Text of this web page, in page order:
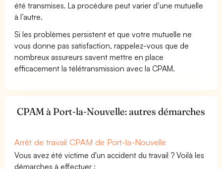
été transmises. La procédure peut varier d’une mutuelle
à l’autre.
Si les problèmes persistent et que votre mutuelle ne
vous donne pas satisfaction, rappelez-vous que de
nombreux assureurs savent mettre en place
efficacement la télétransmission avec la CPAM.
CPAM à Port-la-Nouvelle: autres démarches
Arrêt de travail CPAM de Port-la-Nouvelle
Vous avez été victime d'un accident du travail ? Voilà les
démarches à effectuer :